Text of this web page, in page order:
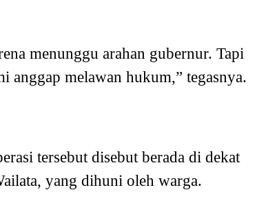
menunggu arahan gubernur. Tapi
anggap melawan hukum,” tegasnya.
tersebut disebut berada di dekat
yang dihuni oleh warga.